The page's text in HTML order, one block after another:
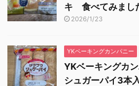
キ 食べてみまし
2026/1/23
YKベーキングカンパニー
YKベーキングカ
シュガーパイ3